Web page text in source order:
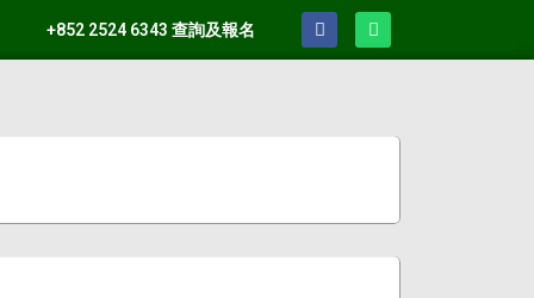
+852 2524 6343 查詢及報名